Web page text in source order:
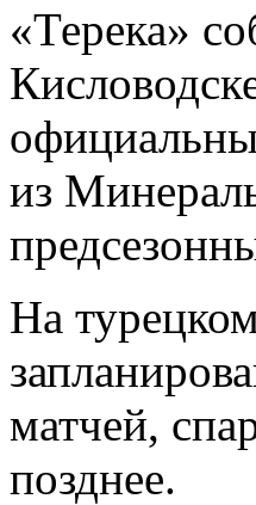
«Терека»
из
На
матчей,
позднее.